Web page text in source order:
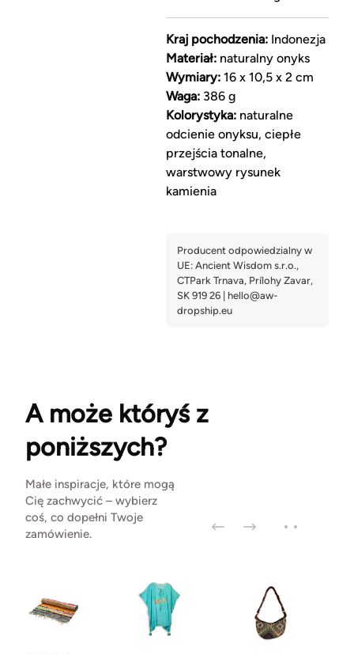
Kraj pochodzenia:Indonezja
Materiał:naturalny onyks
Wymiary:16 x 10,5 x 2 cm
Waga:386 g
Kolorystyka:naturalne
odcienie onyksu, ciepłe
przejścia tonalne,
warstwowy rysunek
kamienia
A może któryś z
poniższych?
Małe inspiracje, które mogą
Cię zachwycić – wybierz
coś, co dopełni Twoje
zamówienie.